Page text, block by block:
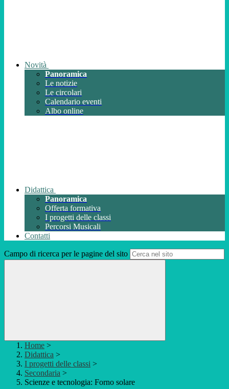
Novità
Panoramica
Le notizie
Le circolari
Calendario eventi
Albo online
Didattica
Panoramica
Offerta formativa
I progetti delle classi
Percorsi Musicali
Contatti
Campo di ricerca per le pagine del sito
Home >
Didattica >
I progetti delle classi >
Secondaria >
Scienze e tecnologia: Forno solare